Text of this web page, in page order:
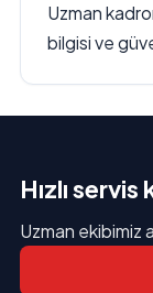
Uzman
bilgisi ve
Hızlı
Uzman ekibimiz